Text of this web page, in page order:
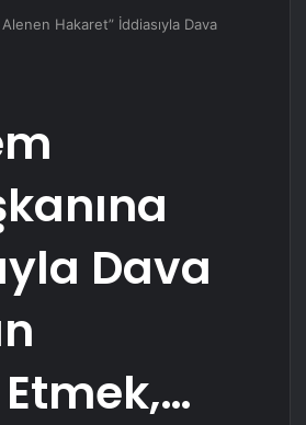
Hakaret” İddiasıyla Dava
Dava